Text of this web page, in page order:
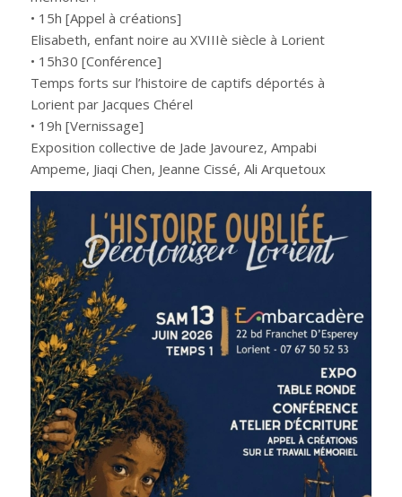
• 15h [Appel à créations]
Elisabeth, enfant noire au XVIIIè siècle à Lorient
• 15h30 [Conférence]
Temps forts sur l’histoire de captifs déportés à
Lorient par Jacques Chérel
• 19h [Vernissage]
Exposition collective de Jade Javourez, Ampabi
Ampeme, Jiaqi Chen, Jeanne Cissé, Ali Arquetoux